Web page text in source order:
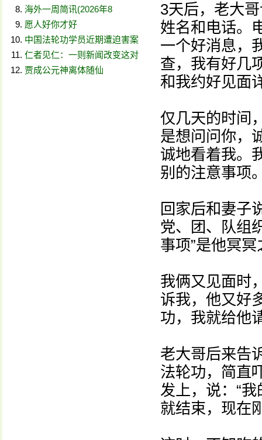
海外一周简讯(2026年8
愿人好你才好
中国法轮功学员近期遭迫害案
仁者见仁：一则新闻改变这对
贾成公元神离体随仙
3天后，老大
姓名和电话。
一个好消息，
查，我有好几
和我约好见面
仅几天的时间
是想问问你，
诚地看着我。
别的注意事项
回家后和妻子
党、团、队组
事项”是他冥
我俩又见面时
诉我，他又好
功，我就给他
老大哥后来告
法轮功，简直
发上，说：“
就结束，现在